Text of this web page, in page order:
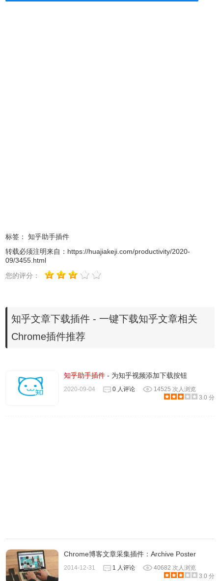
标签：
知乎助手插件
转载必须注明来自： https://huajiakeji.com/productivity/2020-
09/3455.html
您的评分：
知乎文章下载插件 - 一键下载知乎文章相关
Chrome插件推荐
知乎助手插件 - 为知乎视频添加下载按钮
2020-09-04 0 人评论
14525 次人浏览
3.0 分
Chrome博客文章采集插件：Archive Poster
2014-12-31 1 人评论
40682 次人浏览
3.0 分